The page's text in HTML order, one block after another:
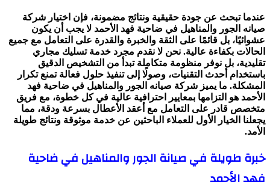
عندما تبحث عن جودة حقيقية ونتائج مضمونة، فإن اختيار شركة
صيانه الجور والمناهيل في ضاحية فهد الأحمد لا يجب أن يكون
عشوائيًا، بل قائمًا على الثقة والخبرة والقدرة على التعامل مع جميع
الحالات بكفاءة عالية. نحن لا نقدم مجرد خدمة تسليك مجاري
تقليدية، بل نوفر منظومة متكاملة تبدأ من التشخيص الدقيق
باستخدام أحدث التقنيات، وصولًا إلى تنفيذ حلول فعالة تمنع تكرار
المشكلة. ما يميز شركة صيانه الجور والمناهيل في ضاحية فهد
الأحمد هو التزامها بمعايير احترافية عالية في كل خطوة، مع فريق
متخصص قادر على التعامل مع أعقد الأعطال بسرعة ودقة، مما
يجعلنا الخيار الأول للعملاء الباحثين عن خدمة موثوقة ونتائج طويلة
الأمد.
خبرة طويلة في صيانة الجور والمناهيل في ضاحية
فهد الأحمد